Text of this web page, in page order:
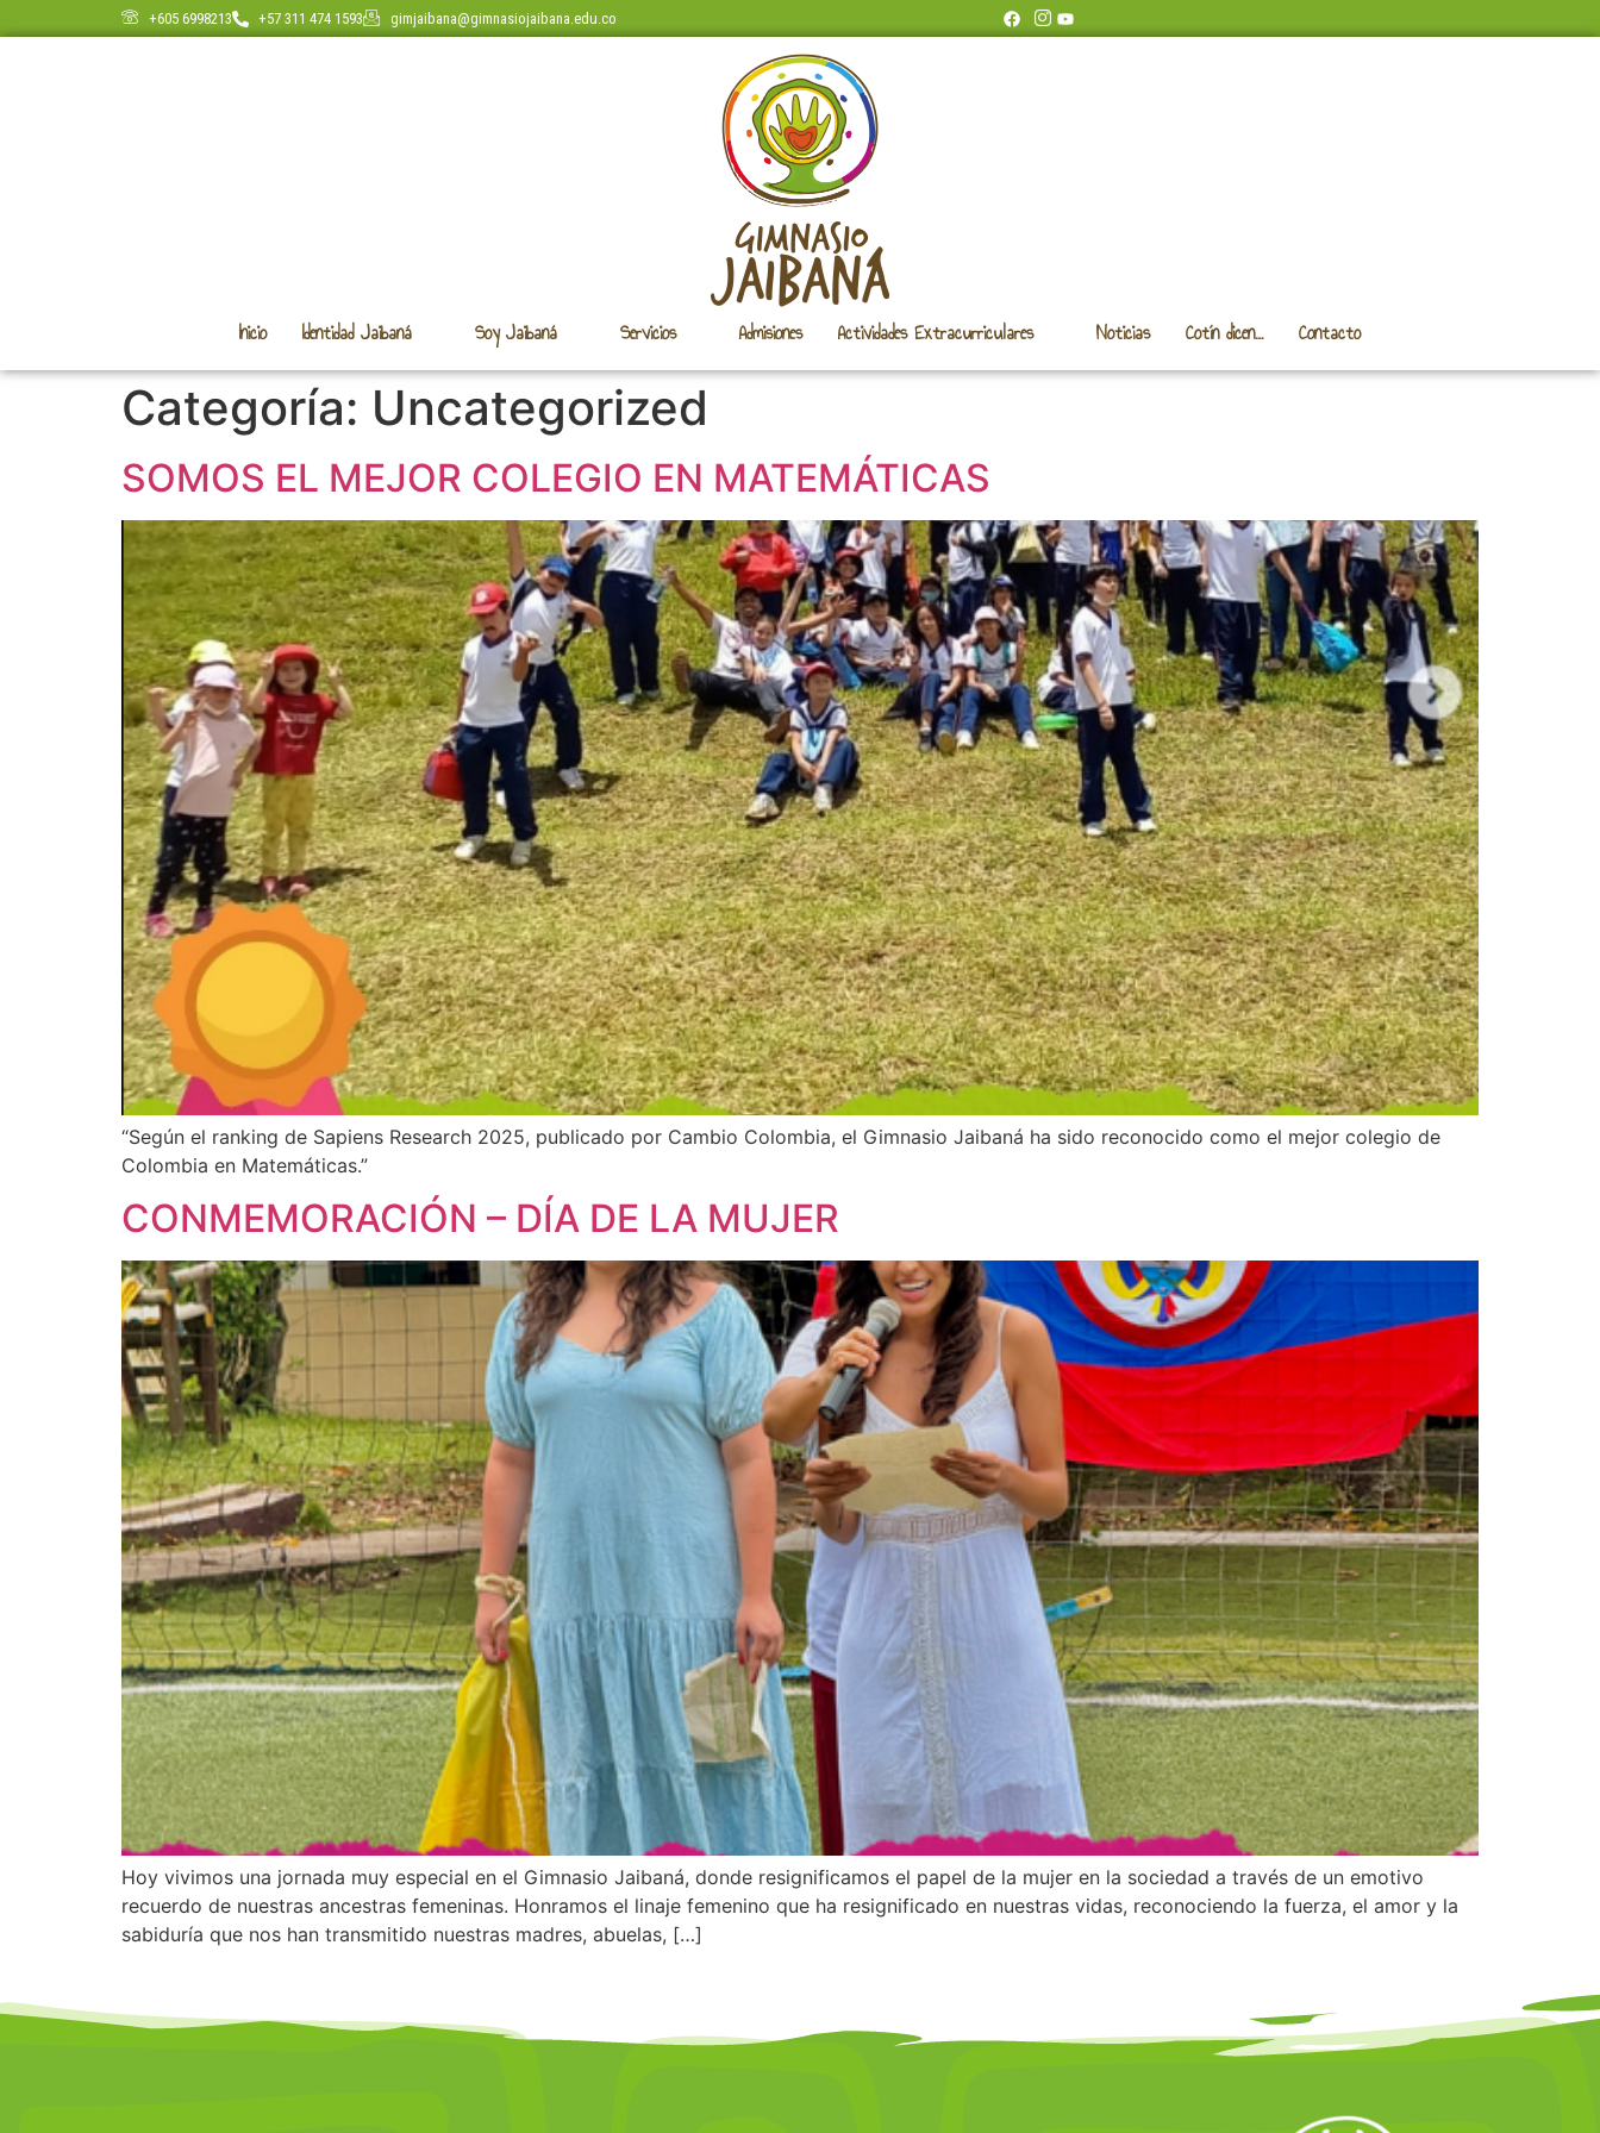
+605 6998213 +57 311 474 1593 gimjaibana@gimnasiojaibana.edu.co
Inicio Identidad Jaibaná Soy Jaibaná Servicios Admisiones Actividades Extracurriculares Noticias Cotín dicen… Contacto
Categoría: Uncategorized
SOMOS EL MEJOR COLEGIO EN MATEMÁTICAS
“Según el ranking de Sapiens Research 2025, publicado por Cambio Colombia, el Gimnasio Jaibaná ha sido reconocido como el mejor colegio de
Colombia en Matemáticas.”
CONMEMORACIÓN – DÍA DE LA MUJER
Hoy vivimos una jornada muy especial en el Gimnasio Jaibaná, donde resignificamos el papel de la mujer en la sociedad a través de un emotivo
recuerdo de nuestras ancestras femeninas. Honramos el linaje femenino que ha resignificado en nuestras vidas, reconociendo la fuerza, el amor y la
sabiduría que nos han transmitido nuestras madres, abuelas, […]